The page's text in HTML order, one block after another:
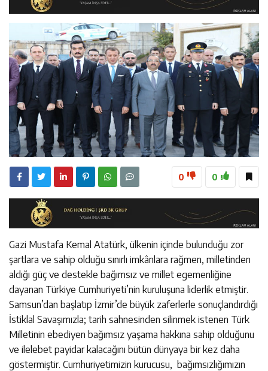
Çalışmaları Başladı
Kemaliye’de Kadına Yönelik Şiddetle Mücadele Eğitimi
Düzenlendi
14:43 ETSO Başkan Adayı Süleyman Tan Üyelerle Buluştu
0
0
Gazi Mustafa Kemal Atatürk, ülkenin içinde bulunduğu zor
şartlara ve sahip olduğu sınırlı imkânlara rağmen, milletinden
aldığı güç ve destekle bağımsız ve millet egemenliğine
dayanan Türkiye Cumhuriyeti’nin kuruluşuna liderlik etmiştir.
Samsun’dan başlatıp İzmir’de büyük zaferlerle sonuçlandırdığı
İstiklal Savaşımızla; tarih sahnesinden silinmek istenen Türk
Milletinin ebediyen bağımsız yaşama hakkına sahip olduğunu
ve ilelebet payidar kalacağını bütün dünyaya bir kez daha
göstermiştir. Cumhuriyetimizin kurucusu, bağımsızlığımızın